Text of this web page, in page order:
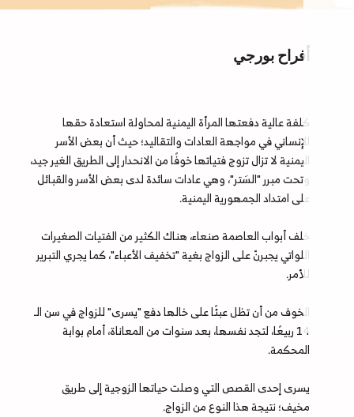
أفراح بورجي
كلفة عالية دفعتها المرأة اليمنية لمحاولة استعادة حقها
الإنساني في مواجهة العادات والتقاليد؛ حيث أن بعض الأسر
اليمنية لا تزال تزوج فتياتها خوفًا من الانحدار إلى الطريق الغير جيد،
وتحت مبرر "السَتر"، وهي عادات سائدة لدى بعض الأسر والقبائل
على امتداد الجمهورية اليمنية.
خلف أبواب العاصمة صنعاء، هناك الكثير من الفتيات الصغيرات
اللواتي يجبرنّ على الزواج بغية "تخفيف الأعباء"، كما يجري التبرير
للأمر.
الخوف من أن تظل عبئًا على خالها دفع "يسرى" للزواج في سن الـ
14 ربيعًا، لتجد نفسها، بعد سنوات من المعاناة، أمام بوابة
المحكمة.
يسرى إحدى القصص التي وصلت حياتها الزوجية إلى طريق
مخيف؛ نتيجة هذا النوع من الزواج.